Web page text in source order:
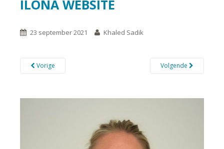
ILONA WEBSITE
23 september 2021 Khaled Sadik
Vorige Volgende